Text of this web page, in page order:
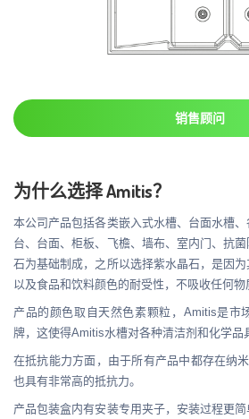
销售顾问
为什么选择 Amitis？
本公司产品包括各类嵌入式水槽、台面水槽
台、台面、柜板、飞檐、墙布、室内门、抗
石为基础制成，之所以选择紫水晶石，是因
以及食品和饮料颜色的耐受性，不吸收任何物
产品的颜色取自天然色素颗粒，Amitis是市
牌，这使得Amitis水槽对各种清洁剂和化学品
在抵抗能力方面，由于所有产品中都存在纳
也具有非常高的抵抗力。
产品包装盒内有安装专用夹子，安装过程更简